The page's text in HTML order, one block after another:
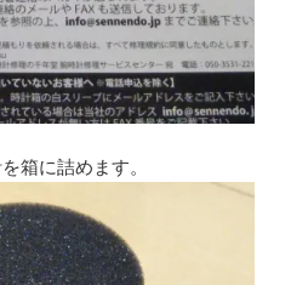
箱に詰めます。